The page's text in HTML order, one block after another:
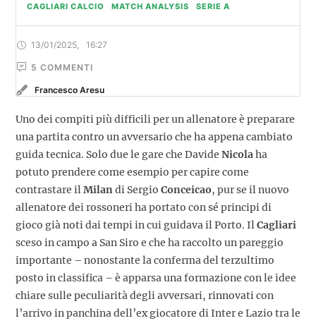
CAGLIARI CALCIO MATCH ANALYSIS SERIE A
13/01/2025 16:27
5 COMMENTI
Francesco Aresu
Uno dei compiti più difficili per un allenatore è preparare
una partita contro un avversario che ha appena cambiato
guida tecnica. Solo due le gare che Davide Nicolaha
potuto prendere come esempio per capire come
contrastare ilMilandi Sergio Conceicao, pur se il nuovo
allenatore dei rossoneri ha portato con sé principi di
gioco già noti dai tempi in cui guidava il Porto. IlCagliari
sceso in campo a San Siro e che ha raccolto un pareggio
importante – nonostante la conferma del terzultimo
posto in classifica – è apparsa una formazione con le idee
chiare sulle peculiarità degli avversari, rinnovati con
l’arrivo in panchina dell’ex giocatore di Inter e Lazio tra le